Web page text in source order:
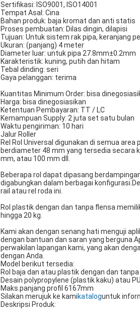
Sertifikasi: ISO9001, ISO14001
Tempat Asal: Cina
Bahan produk: baja kromat dan anti statis
Proses pembuatan: Dilas dingin, dilapisi
Tujuan: Untuk sistem rak pipa, keranjang
Ukuran: (panjang) 4 meter
Diameter luar: untuk pipa 27.8mm±0.2mm
Karakteristik: kuning, putih dan hitam
Tebal dinding: seri
Gaya pelanggan: terima
Kuantitas Minimum Order: bisa
Harga: bisa dinegosiasikan
Ketentuan Pembayaran: TT / LC
Kemampuan Supply: 2 juta set satu bulan
Waktu pengiriman: 10 hari
Jalur Roller
Rel Rol Universal digunakan di semua
berdiameter 48 mm yang tersedia secara
mm, atau 100 mm dll.
Beberapa rol dapat dipasang
digabungkan dalam berbagai
rail atau rel roda ini.
Rol plastik dengan dan tanpa flensa
hingga 20 kg.
Kami akan dengan senang hati menguji
dengan bantuan dan saran yang
perwakilan lapangan kami, yang akan
dengan Anda.
Model berikut tersedia:
Rol baja dan atau plastik dengan dan tanpa
Desain polypropylene (plastik kaku) atau
Maks.panjang profil 6167mm
Silakan merujuk ke kamikataloguntuk
Deskripsi Produk: